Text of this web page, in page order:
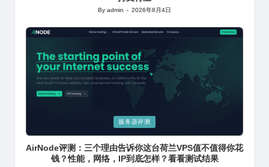
Posted
Byadmin 2026年8月4日
in
服务器评测
AirNode评测：三个理由告诉你这台荷兰VPS值不值得你花
钱？性能，网络，IP到底怎样？看看测试结果